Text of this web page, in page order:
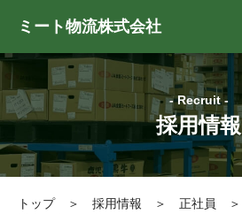
ミート物流株式会社
- Recruit -
採用情報
トップ ＞ 採用情報 ＞ 正社員
＞